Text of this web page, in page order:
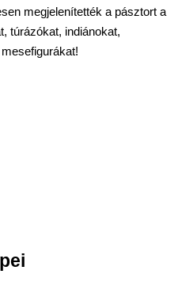
megjelenítették a pásztort a
túrázókat, indiánokat,